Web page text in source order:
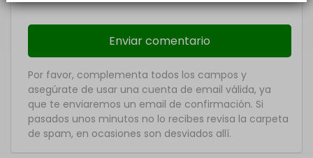
Por favor, complementa todos los campos y
asegúrate de usar una cuenta de email válida, ya
que te enviaremos un email de confirmación. Si
pasados unos minutos no lo recibes revisa la carpeta
de spam, en ocasiones son desviados allí.